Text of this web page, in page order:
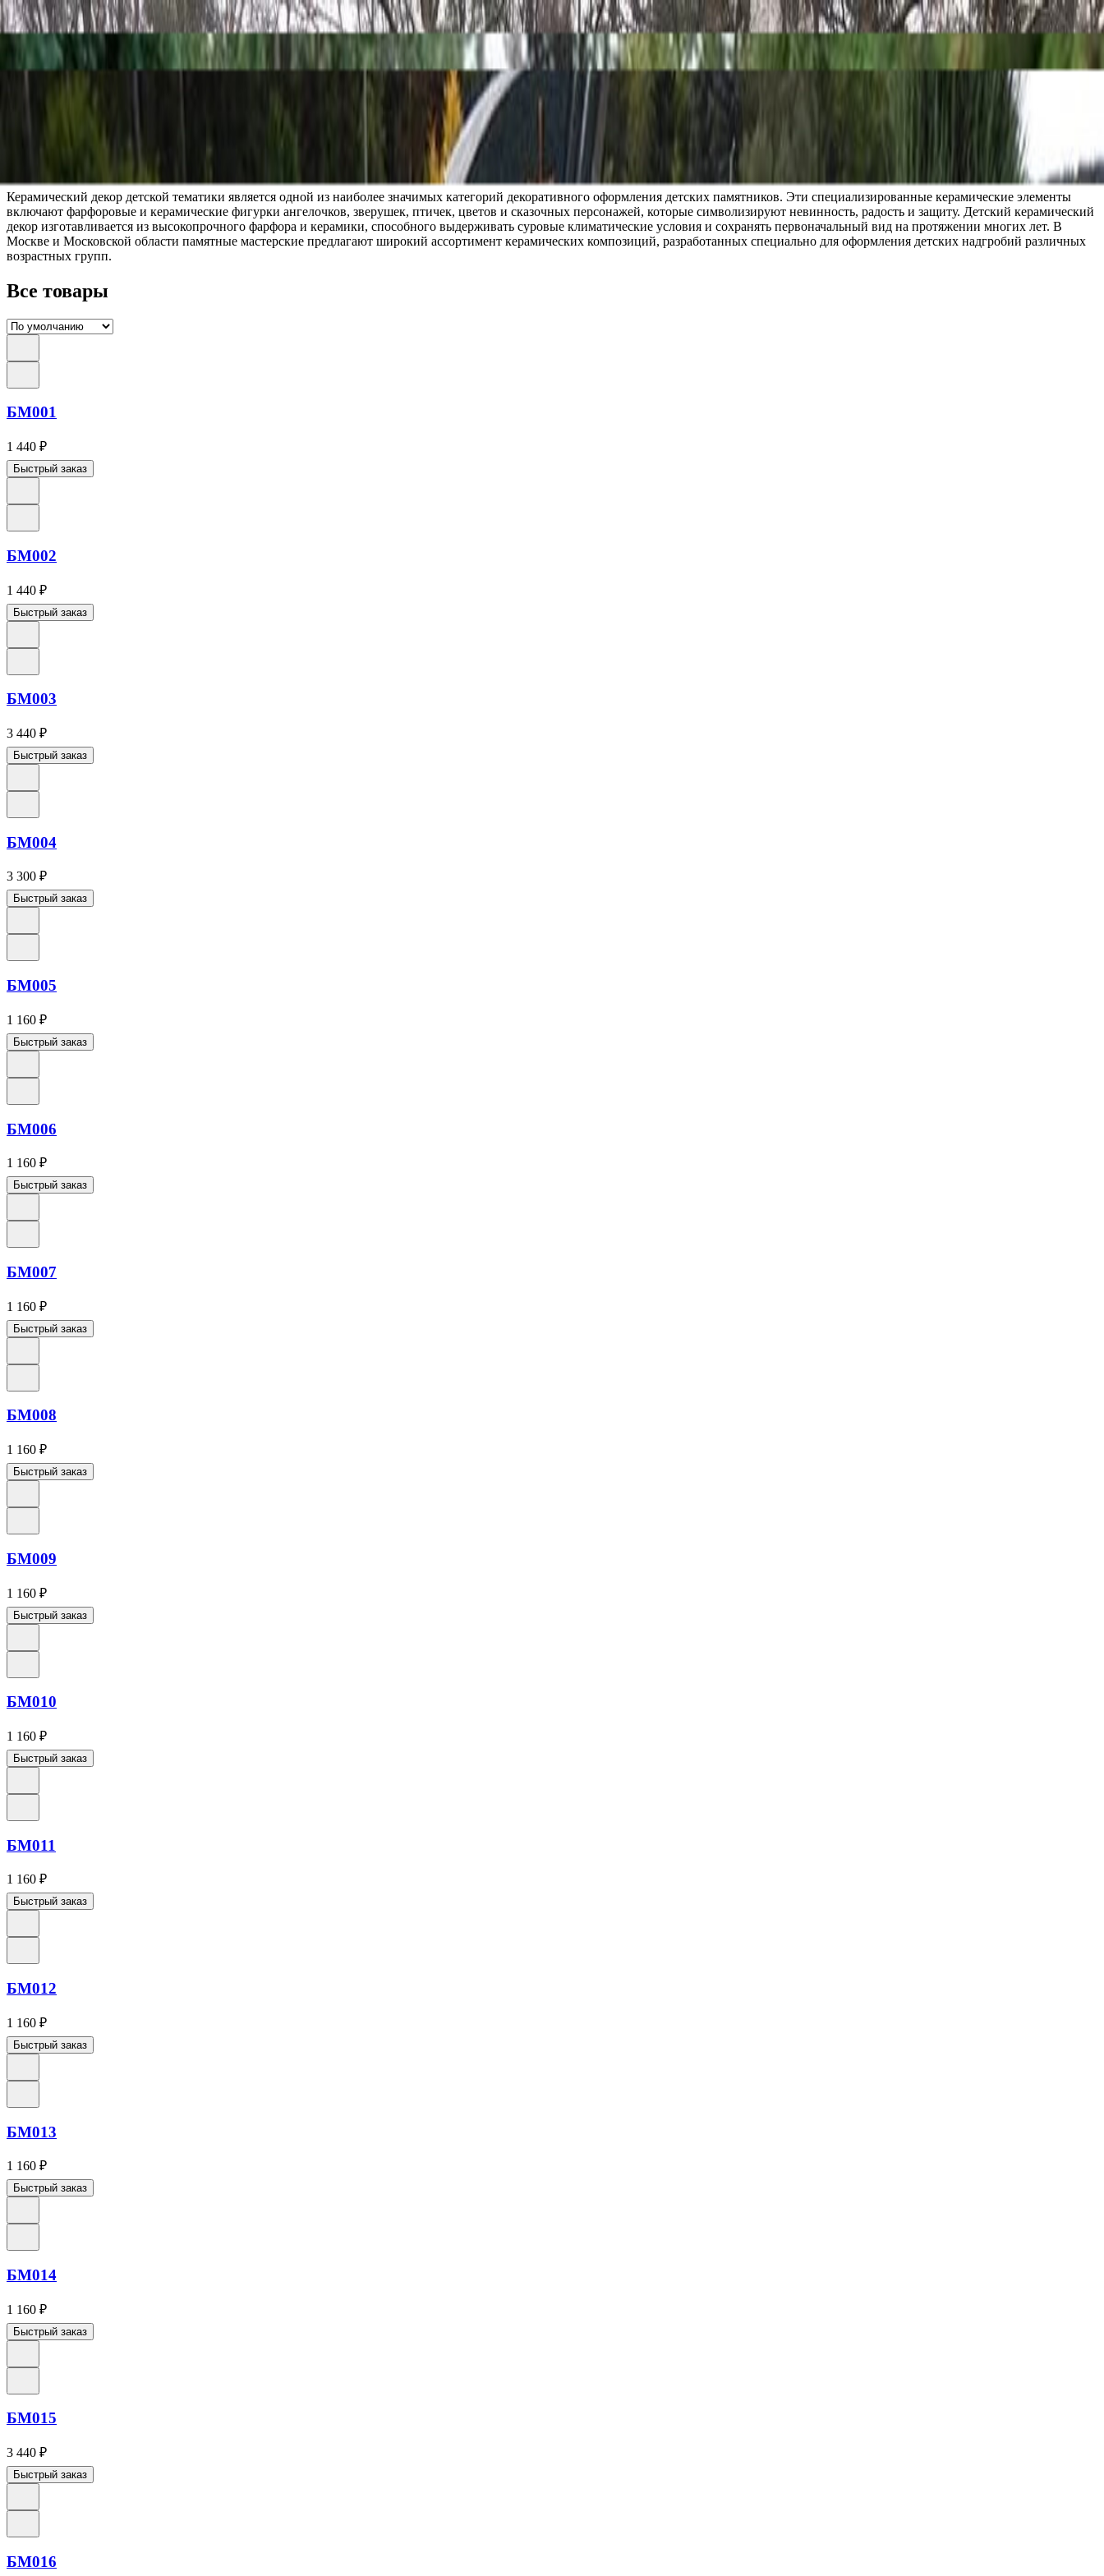
Детская тематика
Керамический декор детской тематики является одной из наиболее значимых категорий декоративного оформления детских памятников. Эти специализированные керамические элементы
включают фарфоровые и керамические фигурки ангелочков, зверушек, птичек, цветов и сказочных персонажей, которые символизируют невинность, радость и защиту. Детский керамический
декор изготавливается из высокопрочного фарфора и керамики, способного выдерживать суровые климатические условия и сохранять первоначальный вид на протяжении многих лет. В
Москве и Московской области памятные мастерские предлагают широкий ассортимент керамических композиций, разработанных специально для оформления детских надгробий различных
возрастных групп.
Все товары
БМ001
1 440 ₽
Быстрый заказ
БМ002
1 440 ₽
Быстрый заказ
БМ003
3 440 ₽
Быстрый заказ
БМ004
3 300 ₽
Быстрый заказ
БМ005
1 160 ₽
Быстрый заказ
БМ006
1 160 ₽
Быстрый заказ
БМ007
1 160 ₽
Быстрый заказ
БМ008
1 160 ₽
Быстрый заказ
БМ009
1 160 ₽
Быстрый заказ
БМ010
1 160 ₽
Быстрый заказ
БМ011
1 160 ₽
Быстрый заказ
БМ012
1 160 ₽
Быстрый заказ
БМ013
1 160 ₽
Быстрый заказ
БМ014
1 160 ₽
Быстрый заказ
БМ015
3 440 ₽
Быстрый заказ
БМ016